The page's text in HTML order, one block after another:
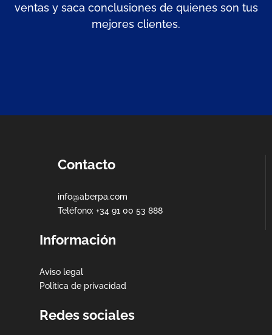
ventas y saca conclusiones de quienes son tus
mejores clientes.
Contacto
info@aberpa.com
Teléfono: +34 91 00 53 888
Información
Aviso legal
Política de privacidad
Redes sociales